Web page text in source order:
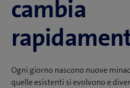
cambia
Ogni giorno nascono nuove
quelle esistenti si evolvono e